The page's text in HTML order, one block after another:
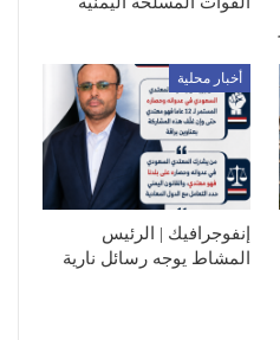
أخبار محلية
إنفوجرافيك | الرئيس
المشاط يوجه رسائل نارية